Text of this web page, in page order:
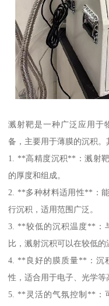
溅射靶是一种广泛应用于
备，主要用于薄膜的沉积。
1. **高精度沉积**：溅射
的厚度和组成。
2. **多种材料适用性**：
行沉积，适用范围广泛。
3. **较低的沉积温度**：
比，溅射沉积可以在较低的
4. **良好的膜质量**：沉
性，适合用于电子、光学等
5. **灵活的气氛控制**：